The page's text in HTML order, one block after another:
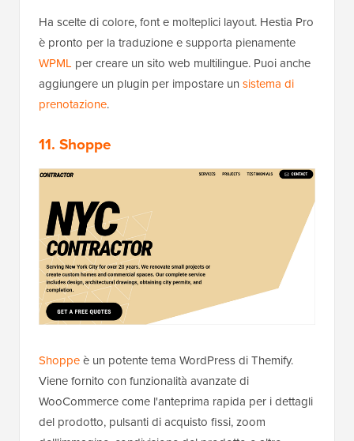
Ha scelte di colore, font e molteplici layout. Hestia Pro
è pronto per la traduzione e supporta pienamente
WPML per creare un sito web multilingue. Puoi anche
aggiungere un plugin per impostare un sistema di
prenotazione.
11. Shoppe
Shoppeè un potente tema WordPress di Themify.
Viene fornito con funzionalità avanzate di
WooCommerce come l'anteprima rapida per i dettagli
del prodotto, pulsanti di acquisto fissi, zoom